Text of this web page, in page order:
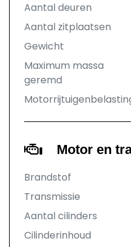
Aantal deuren
Aantal zitplaatsen
Gewicht
Maximum massa
geremd
Motor en
Brandstof
Transmissie
Aantal cilinders
Cilinderinhoud